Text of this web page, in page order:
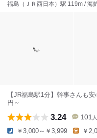
福島（ＪＲ西日本）駅 119m / 海
【JR福島駅1分】幹事さんも
円～
3.24 101 人
￥3,000～￥3,999 ￥